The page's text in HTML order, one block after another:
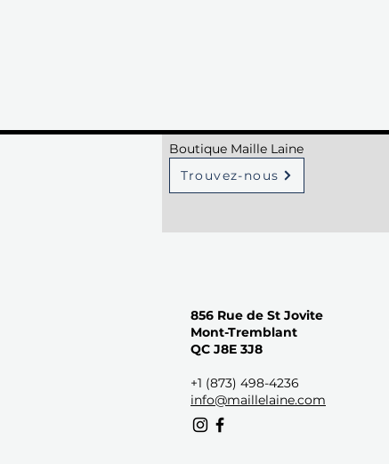
Boutique Maille Laine
Trouvez-nous
856 Rue de St Jovite
Mont-Tremblant
QC J8E 3J8
+1 (873) 498-4236
info@maillelaine.com